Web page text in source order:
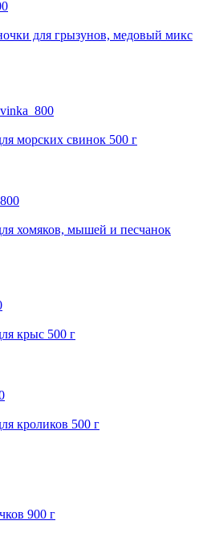
для грызунов, медовый микс
морских свинок 500 г
хомяков, мышей и песчанок
крыс 500 г
кроликов 500 г
900 г